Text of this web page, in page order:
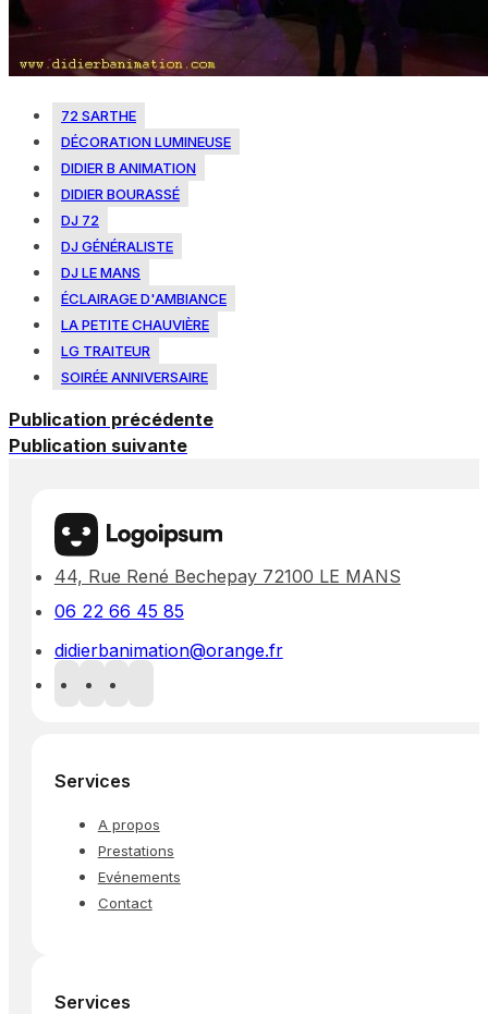
72 SARTHE
DÉCORATION LUMINEUSE
DIDIER B ANIMATION
DIDIER BOURASSÉ
DJ 72
DJ GÉNÉRALISTE
DJ LE MANS
ÉCLAIRAGE D'AMBIANCE
LA PETITE CHAUVIÈRE
LG TRAITEUR
SOIRÉE ANNIVERSAIRE
Publication précédente
Publication suivante
44, Rue René Bechepay 72100 LE MANS
06 22 66 45 85
didierbanimation@orange.fr
Services
A propos
Prestations
Evénements
Contact
Services